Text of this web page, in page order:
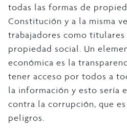
todas las formas de
Constitución y a la misma
trabajadores como
propiedad social. Un
económica es la
tener acceso por todos a
la información y esto sería
contra la corrupción, que
peligros.